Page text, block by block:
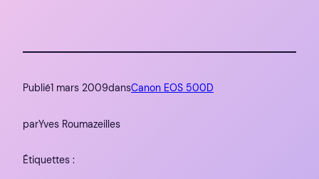
Publié1 mars 2009dansCanon EOS 500D
parYves Roumazeilles
Étiquettes :